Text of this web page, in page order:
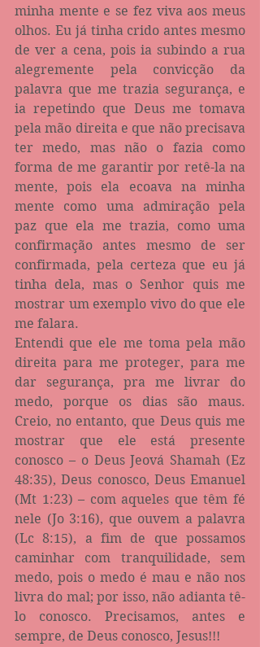
minha mente e se fez viva aos meus
olhos. Eu já tinha crido antes mesmo
de ver a cena, pois ia subindo a rua
alegremente pela convicção da
palavra que me trazia segurança, e
ia repetindo que Deus me tomava
pela mão direita e que não precisava
ter medo, mas não o fazia como
forma de me garantir por retê-la na
mente, pois ela ecoava na minha
mente como uma admiração pela
paz que ela me trazia, como uma
confirmação antes mesmo de ser
confirmada, pela certeza que eu já
tinha dela, mas o Senhor quis me
mostrar um exemplo vivo do que ele
me falara.
Entendi que ele me toma pela mão
direita para me proteger, para me
dar segurança, pra me livrar do
medo, porque os dias são maus.
Creio, no entanto, que Deus quis me
mostrar que ele está presente
conosco – o Deus Jeová Shamah (Ez
48:35), Deus conosco, Deus Emanuel
(Mt 1:23) – com aqueles que têm fé
nele (Jo 3:16), que ouvem a palavra
(Lc 8:15), a fim de que possamos
caminhar com tranquilidade, sem
medo, pois o medo é mau e não nos
livra do mal; por isso, não adianta tê-
lo conosco. Precisamos, antes e
sempre, de Deus conosco, Jesus!!!